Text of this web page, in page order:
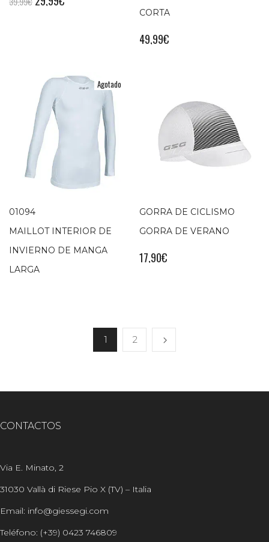
CORTA
49,99€
Agotado
01094
MAILLOT INTERIOR DE
INVIERNO DE MANGA
LARGA
GORRA DE CICLISMO
GORRA DE VERANO
17,90€
1 2
CONTACTOS
Via E. Minato, 2
31030 Vallà di Riese Pio X (TV) – Italia
Email: info@giessegi.com
Teléfono: (+39) 0423 746809